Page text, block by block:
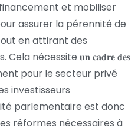
et mobiliser
assurer la pérennité de
en attirant des
nécessite 𝐮𝐧 𝐜𝐚𝐝𝐫𝐞 𝐝𝐞𝐬
pour le secteur privé
investisseurs
parlementaire est donc
réformes nécessaires à